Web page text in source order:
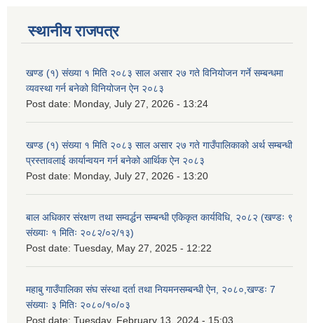
स्थानीय राजपत्र
खण्ड (१) संख्या १ मिति २०८३ साल असार २७ गते विनियोजन गर्ने सम्बन्धमा
व्यवस्था गर्न बनेको विनियोजन ऐन २०८३
Post date: Monday, July 27, 2026 - 13:24
खण्ड (१) संख्या १ मिति २०८३ साल असार २७ गते गाउँपालिकाको अर्थ सम्बन्धी
प्रस्तावलाई कार्यान्वयन गर्न बनेको आर्थिक ऐन २०८३
Post date: Monday, July 27, 2026 - 13:20
बाल अधिकार संरक्षण तथा सम्वर्द्धन सम्बन्धी एकिकृत कार्यविधि, २०८२ (खण्डः ९
संख्याः १ मितिः २०८२/०२/१३)
Post date: Tuesday, May 27, 2025 - 12:22
महाबु गाउँपालिका संघ संस्था दर्ता तथा नियमनसम्बन्धी ऐन, २०८०,खण्डः 7
संख्याः ३ मितिः २०८०/१०/०३
Post date: Tuesday, February 13, 2024 - 15:03